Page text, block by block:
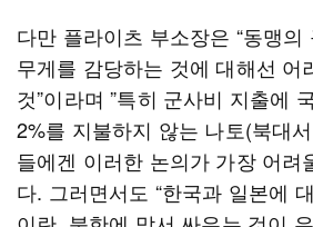
다만 플라이츠 부소장은 “동맹의
무게를 감당하는 것에 대해선 어
것”이라며 ”특히 군사비 지출에
2%를 지불하지 않는 나토(북대
들에겐 이러한 논의가 가장 어려
다. 그러면서도 “한국과 일본에